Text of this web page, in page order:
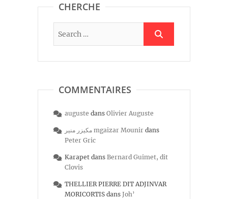
CHERCHE
COMMENTAIRES
auguste dans Olivier Auguste
مكيزر منير mgaizar Mounir dans
Peter Gric
Karapet dans Bernard Guimet, dit
Clovis
THELLIER PIERRE DIT ADJINVAR
MORICORTIS dans Joh’